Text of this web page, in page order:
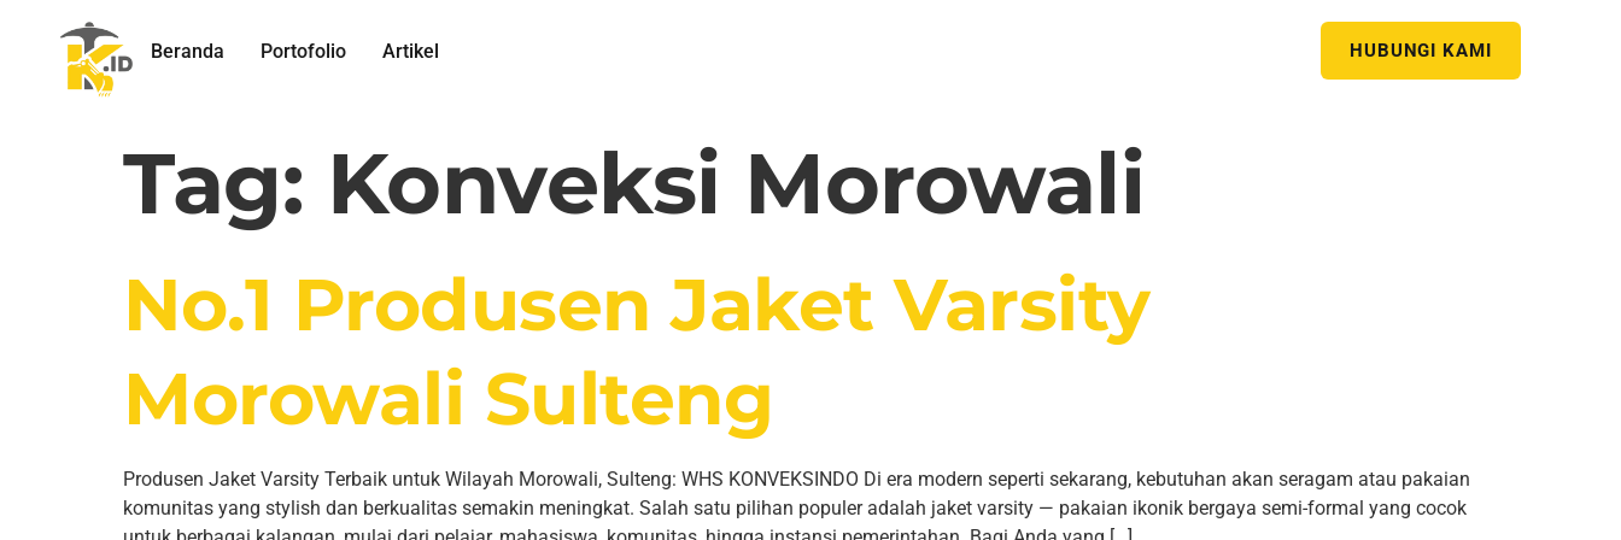
Beranda Portofolio Artikel HUBUNGI KAMI
Tag: Konveksi Morowali
No.1 Produsen Jaket Varsity
Morowali Sulteng
Produsen Jaket Varsity Terbaik untuk Wilayah Morowali, Sulteng: WHS KONVEKSINDO Di era modern seperti sekarang, kebutuhan akan seragam atau pakaian
komunitas yang stylish dan berkualitas semakin meningkat. Salah satu pilihan populer adalah jaket varsity — pakaian ikonik bergaya semi-formal yang cocok